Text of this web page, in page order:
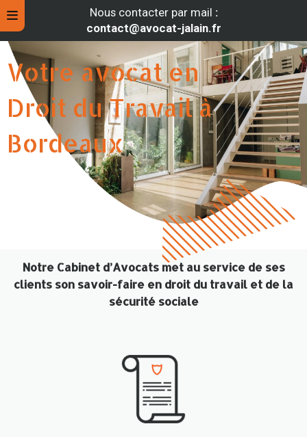
Nous contacter par mail :
contact@avocat-jalain.fr
Votre avocat en
Droit du Travail à
Bordeaux
Notre Cabinet d’Avocats met au service de ses
clients son savoir-faire en droit du travail et de la
sécurité sociale